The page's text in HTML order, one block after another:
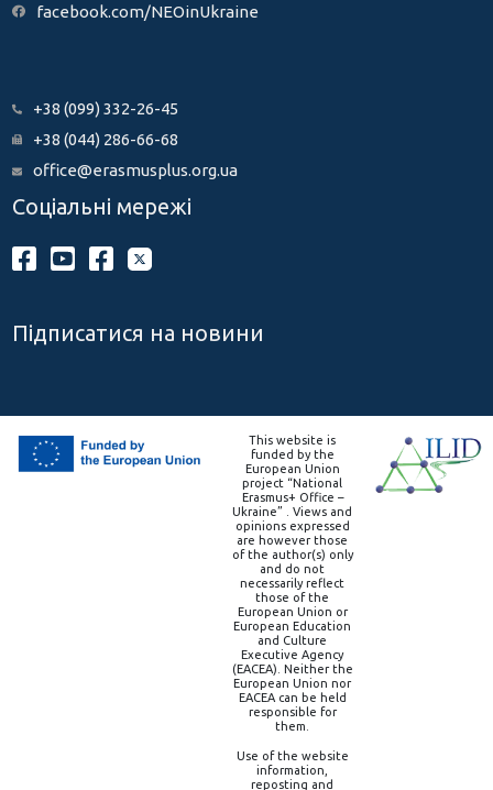
facebook.com/NEOinUkraine
+38 (099) 332-26-45
+38 (044) 286-66-68
office@erasmusplus.org.ua
Соціальні мережі
Підписатися на новини
This website is
funded by the
European Union
project “National
Erasmus+ Office –
Ukraine” . Views and
opinions expressed
are however those
of the author(s) only
and do not
necessarily reflect
those of the
European Union or
European Education
and Culture
Executive Agency
(EACEA). Neither the
European Union nor
EACEA can be held
responsible for
them.
Use of the website
information,
reposting and